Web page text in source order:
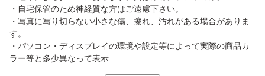
・自宅保管のため神経質な方はご遠慮下さい。
・写真に写り切らない小さな傷、擦れ、汚れがある場合がありま
す。
・パソコン・ディスプレイの環境や設定等によって実際の商品カ
ラー等と多少異なって表示...